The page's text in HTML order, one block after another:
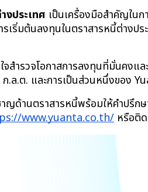
ประเทศ เป็นเครื่องมือสำคัญใน
เริ่มต้นลงทุนในตราสารหนี้ต่างป
สำรวจโอกาสการลงทุนที่มั่นคงแ
.ล.ต. และการเป็นส่วนหนึ่งของ
ญด้านตราสารหนี้พร้อมให้คำปรึก
www.yuanta.co.th/ หรือติ